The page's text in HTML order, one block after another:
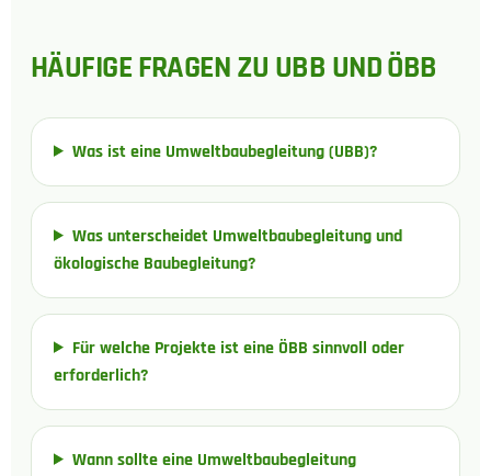
HÄUFIGE FRAGEN ZU UBB UND ÖBB
Was ist eine Umweltbaubegleitung (UBB)?
Was unterscheidet Umweltbaubegleitung und
ökologische Baubegleitung?
Für welche Projekte ist eine ÖBB sinnvoll oder
erforderlich?
Wann sollte eine Umweltbaubegleitung